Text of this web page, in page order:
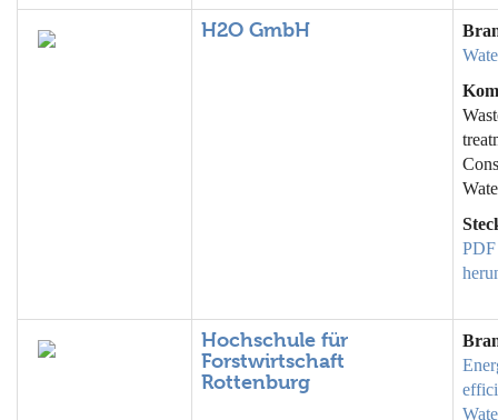
H2O GmbH
PDF
Hochschule für
Forstwirtschaft
Rottenburg